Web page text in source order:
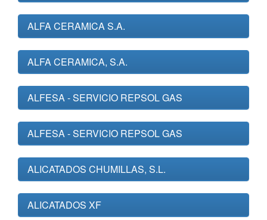
ALFA CERAMICA S.A.
ALFA CERAMICA, S.A.
ALFESA - SERVICIO REPSOL GAS
ALFESA - SERVICIO REPSOL GAS
ALICATADOS CHUMILLAS, S.L.
ALICATADOS XF